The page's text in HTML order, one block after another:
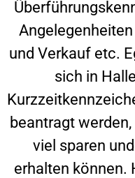
und Verkauf etc.
sich in Halle
beantragt
viel sparen
erhalten können.